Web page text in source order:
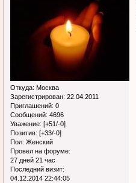
Откуда: Москва
Зарегистрирован: 22.04.2011
Приглашений: 0
Сообщений: 4696
Уважение: [+51/-0]
Позитив: [+33/-0]
Пол: Женский
Провел на форуме:
27 дней 21 час
Последний визит:
04.12.2014 22:44:05